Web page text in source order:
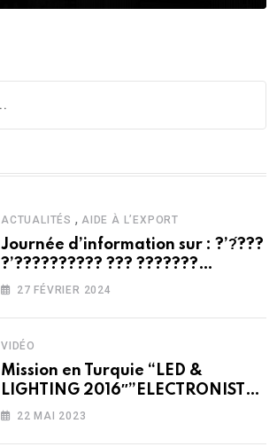
ACTUALITÉS , AIDE À L’EXPORT
Journée d’information sur : ?’?́???
?’?????????? ??? ???????
??????????? ??????/?????? ?? ???
27 FÉVRIER 2024
VIDÉO
Mission en Turquie “LED &
LIGHTING 2016″”ELECTRONIST
2016″”ELEX 2016”
22 MAI 2023